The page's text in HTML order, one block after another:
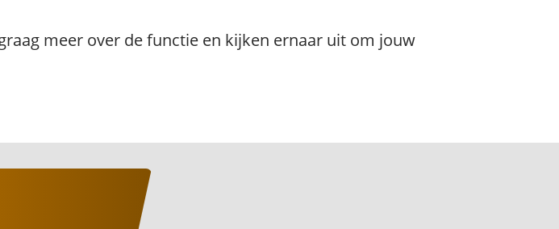
meer over de functie en kijken ernaar uit om jouw